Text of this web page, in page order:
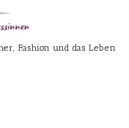
Fashion und das Leben